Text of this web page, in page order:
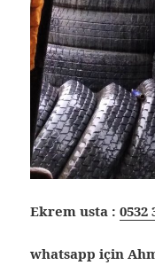
Ekrem usta :0532
whatsapp için